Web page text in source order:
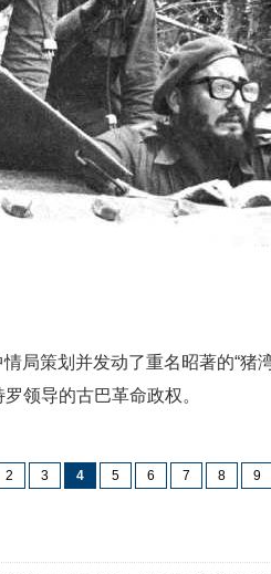
局策划并发动了重名昭著的“猪
领导的古巴革命政权。
2 3 4 5 6 7 8 9